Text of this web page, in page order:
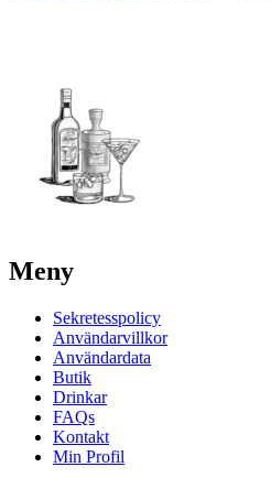
Meny
Sekretesspolicy
Användarvillkor
Användardata
Butik
Drinkar
FAQs
Kontakt
Min Profil